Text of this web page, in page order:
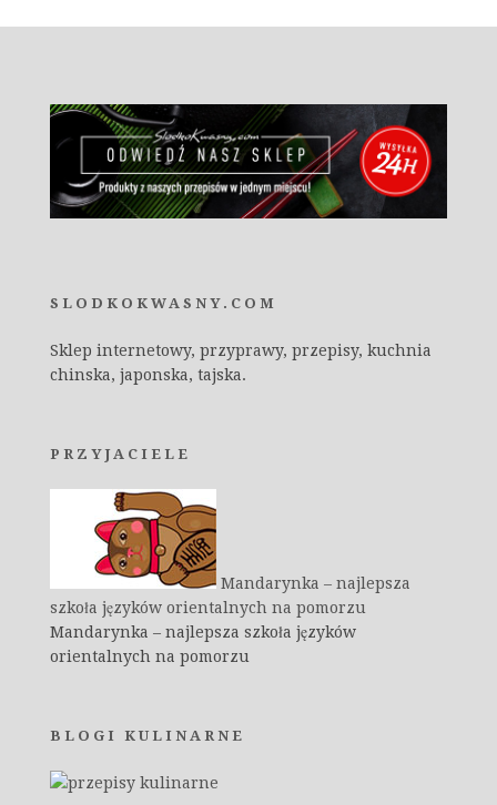
SLODKOKWASNY.COM
Sklep internetowy, przyprawy, przepisy, kuchnia
chinska, japonska, tajska.
PRZYJACIELE
Mandarynka – najlepsza
szkoła języków orientalnych na pomorzu
Mandarynka – najlepsza szkoła języków
orientalnych na pomorzu
BLOGI KULINARNE